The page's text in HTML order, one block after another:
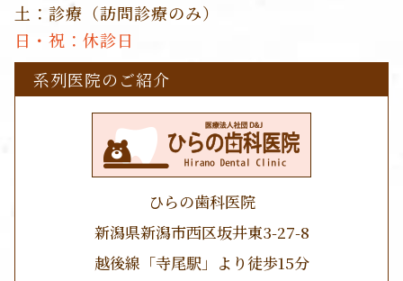
土：診療（訪問診療のみ）
日・祝：休診日
系列医院のご紹介
ひらの歯科医院
新潟県新潟市西区坂井東3-27-8
越後線「寺尾駅」より徒歩15分